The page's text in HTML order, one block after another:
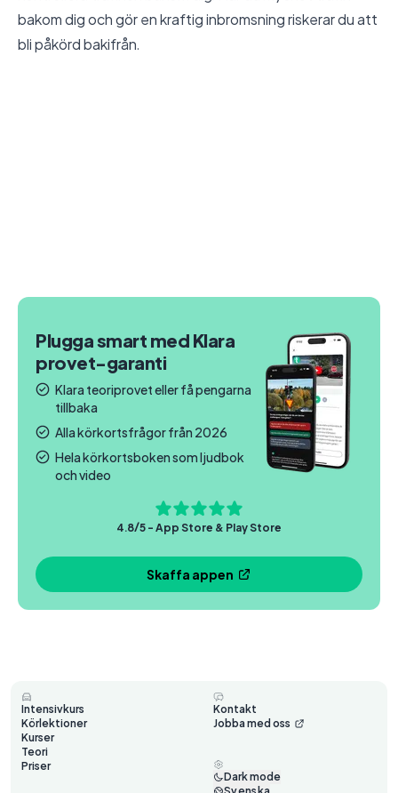
bakom dig och gör en kraftig inbromsning riskerar du att
bli påkörd bakifrån.
Plugga smart med Klara
provet-garanti
Klara teoriprovet eller få pengarna
tillbaka
Alla körkortsfrågor från 2026
Hela körkortsboken som ljudbok
och video
4.8/5 - App Store & Play Store
Skaffa appen
Intensivkurs
Körlektioner
Kurser
Teori
Priser
Kontakt
Jobba med oss
Dark mode
Svenska